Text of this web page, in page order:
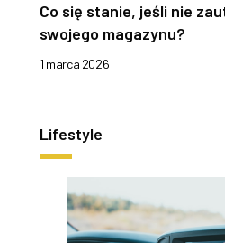
Co się stanie, jeśli nie
swojego magazynu?
1 marca 2026
Lifestyle